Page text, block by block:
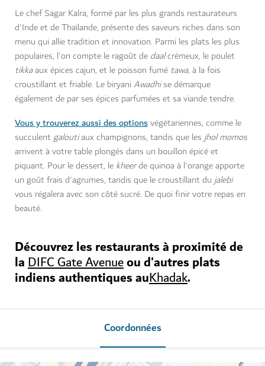
Le chef Sagar Kalra, formé par les plus grands restaurateurs
d'Inde et de Thaïlande, présente des saveurs riches dans son
menu qui allie tradition et innovation. Parmi les plats les plus
populaires, l'on compte le ragoût de daalcrémeux, le poulet
tikkaaux épices cajun, et le poisson fumé tawa, à la fois
croustillant et friable. Le biryani Awadhise démarque
également de par ses épices parfumées et sa viande tendre.
Vous y trouverez aussi des optionsvégétariennes, comme le
succulentgaloutiaux champignons, tandis que lesjhol momos
arrivent à votre table plongés dans un bouillon épicé et
piquant. Pour le dessert, le kheerde quinoa à l'orange apporte
un goût frais d'agrumes, tandis que le croustillant dujalebi
vous régalera avec son côté sucré. De quoi finir votre repas en
beauté.
Découvrez les restaurants à proximité de
laDIFC Gate Avenueou d'autres plats
indiens authentiques auKhadak.
Coordonnées